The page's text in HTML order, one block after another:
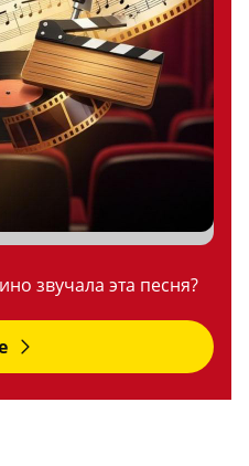
звучала эта песня?